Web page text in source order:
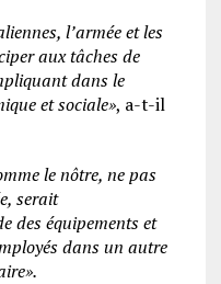
l’armée et les
aux tâches de
dans le
et sociale», a-t-il
le nôtre, ne pas
serait
des équipements et
dans un autre